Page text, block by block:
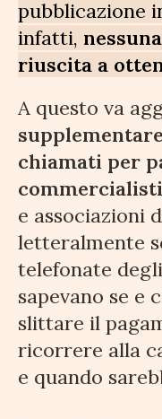
pubblicazione
infatti,
riuscita a
A questo va
chiamati per
e associazioni
letteralmente
telefonate
sapevano se e
slittare il
ricorrere alla
e quando